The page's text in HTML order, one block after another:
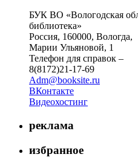
БУК ВО «Вологодская
библиотека»
Россия, 160000, Вологда,
Марии Ульяновой, 1
Телефон для справок –
8(8172)21-17-69
Adm@booksite.ru
ВКонтакте
Видеохостинг
реклама
избранное